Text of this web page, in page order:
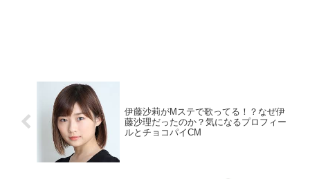
伊藤沙莉がMステで歌ってる！？なぜ伊
藤沙理だったのか？気になるプロフィー
ルとチョコパイCM